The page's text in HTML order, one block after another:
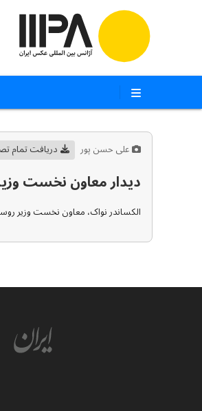
علی حسن پور دریافت تمام
دیدار معاون نخست
الکساندر نواک، معاون نخست وزیر روسیه به همراه هیات اعزامی به تهران